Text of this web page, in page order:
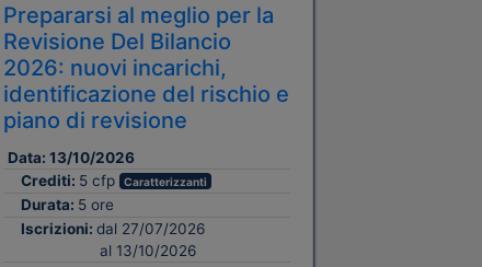
Prepararsi al meglio per la
Revisione Del Bilancio
2026: nuovi incarichi,
identificazione del rischio e
piano di revisione
Data: 13/10/2026
Crediti: 5 cfp Caratterizzanti
Durata: 5 ore
Iscrizioni: dal 27/07/2026
al 13/10/2026